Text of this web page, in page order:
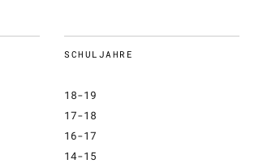
SCHULJAHRE
18-19
17-18
16-17
14-15